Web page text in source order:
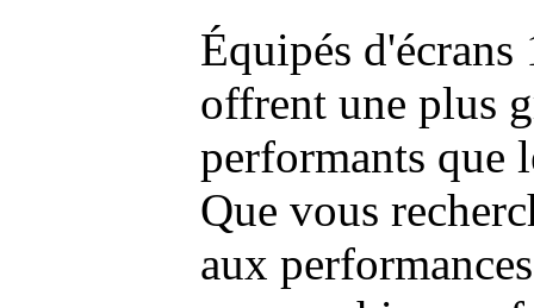
Équipés
offrent une plus
performants que
Que vous
aux